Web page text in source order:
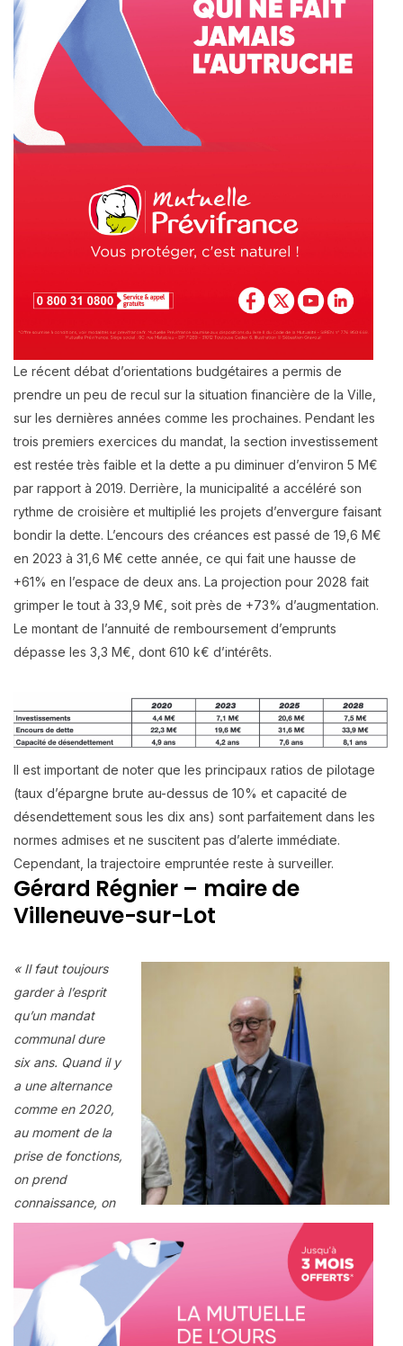
Le récent débat d’orientations budgétaires a permis de
prendre un peu de recul sur la situation financière de la Ville,
sur les dernières années comme les prochaines. Pendant les
trois premiers exercices du mandat, la section investissement
est restée très faible et la dette a pu diminuer d’environ 5 M€
par rapport à 2019. Derrière, la municipalité a accéléré son
rythme de croisière et multiplié les projets d’envergure faisant
bondir la dette. L’encours des créances est passé de 19,6 M€
en 2023 à 31,6 M€ cette année, ce qui fait une hausse de
+61% en l’espace de deux ans. La projection pour 2028 fait
grimper le tout à 33,9 M€, soit près de +73% d’augmentation.
Le montant de l’annuité de remboursement d’emprunts
dépasse les 3,3 M€, dont 610 k€ d’intérêts.
Il est important de noter que les principaux ratios de pilotage
(taux d’épargne brute au-dessus de 10% et capacité de
désendettement sous les dix ans) sont parfaitement dans les
normes admises et ne suscitent pas d’alerte immédiate.
Cependant, la trajectoire empruntée reste à surveiller.
Gérard Régnier – maire de
Villeneuve-sur-Lot
« Il faut toujours
garder à l’esprit
qu’un mandat
communal dure
six ans. Quand il y
a une alternance
comme en 2020,
au moment de la
prise de fonctions,
on prend
connaissance, on